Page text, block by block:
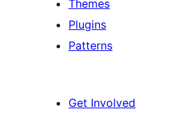
Themes
Plugins
Patterns
Get Involved